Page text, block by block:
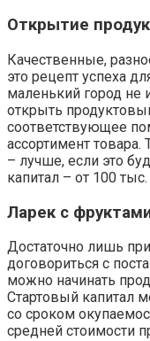
Открытие
Качественные,
это рецепт успеха
маленький город не
открыть
соответствующее
ассортимент
– лучше, если это
капитал – от 100
Ларек с
Достаточно лишь
договориться с
можно начинать
Стартовый капитал
со сроком
средней стоимости